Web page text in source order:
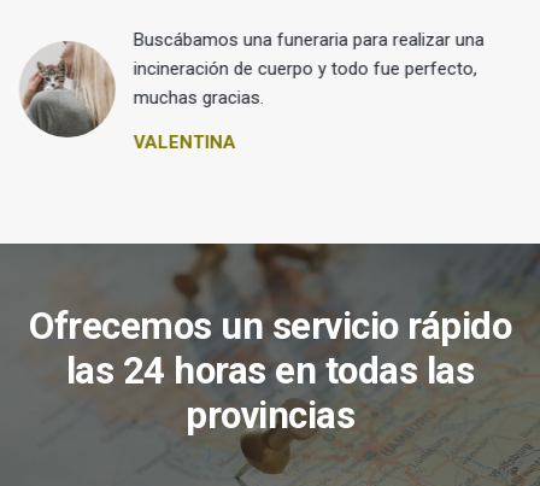
Buscábamos una funeraria para realizar una
incineración de cuerpo y todo fue perfecto,
muchas gracias.
VALENTINA
Ofrecemos un servicio rápido
las 24 horas en todas las
provincias